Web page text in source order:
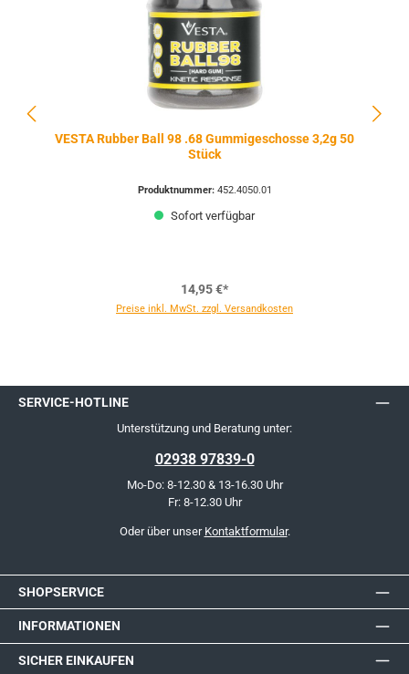
VESTA Rubber Ball 98 .68 Gummigeschosse 3,2g 50
Stück
Produktnummer: 452.4050.01
Sofort verfügbar
14,95 €*
Preise inkl. MwSt. zzgl. Versandkosten
SERVICE-HOTLINE
Unterstützung und Beratung unter:
02938 97839-0
Mo-Do: 8-12.30 & 13-16.30 Uhr
Fr: 8-12.30 Uhr
Oder über unser Kontaktformular.
SHOPSERVICE
INFORMATIONEN
SICHER EINKAUFEN